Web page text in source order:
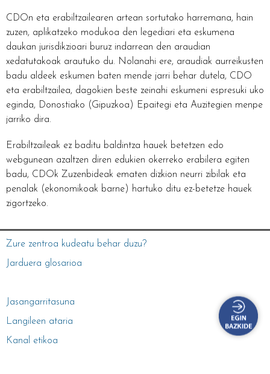
CDOn eta erabiltzailearen artean sortutako harremana, hain
zuzen, aplikatzeko modukoa den legediari eta eskumena
daukan jurisdikzioari buruz indarrean den araudian
xedatutakoak arautuko du. Nolanahi ere, araudiak aurreikusten
badu aldeek eskumen baten mende jarri behar dutela, CDO
eta erabiltzailea, dagokien beste zeinahi eskumeni espresuki uko
eginda, Donostiako (Gipuzkoa) Epaitegi eta Auzitegien menpe
jarriko dira.
Erabiltzaileak ez baditu baldintza hauek betetzen edo
webgunean azaltzen diren edukien okerreko erabilera egiten
badu, CDOk Zuzenbideak ematen dizkion neurri zibilak eta
penalak (ekonomikoak barne) hartuko ditu ez-betetze hauek
zigortzeko.
Zure zentroa kudeatu behar duzu?
Jarduera glosarioa
Jasangarritasuna
Langileen ataria
Kanal etikoa